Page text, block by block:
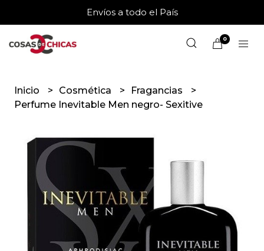
Envíos a todo el País
0
Inicio Cosmética
Fragancias
Perfume Inevitable Men negro- Sexitive